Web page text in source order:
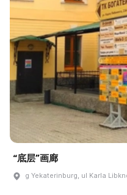
“底层”画廊
g Yekaterinburg, ul Karla